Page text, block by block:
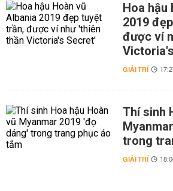
Hoa hậu
2019
được ví
GIẢI TRÍ
Thí sinh
trong
GIẢI TRÍ